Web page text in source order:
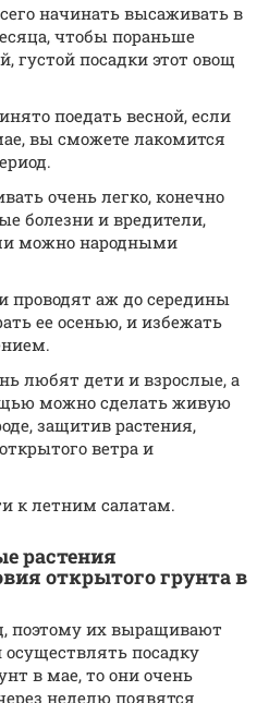
начинать высаживать в
чтобы пораньше
густой посадки этот овощ
поедать весной, если
вы сможете лакомится
очень легко, конечно
болезни и вредители,
можно народными
проводят аж до середины
ее осенью, и избежать
любят дети и взрослые, а
можно сделать живую
защитив растения,
ветра и
к летним салатам.
растения
открытого грунта в
поэтому их выращивают
посадку
в мае, то они очень
неделю появятся